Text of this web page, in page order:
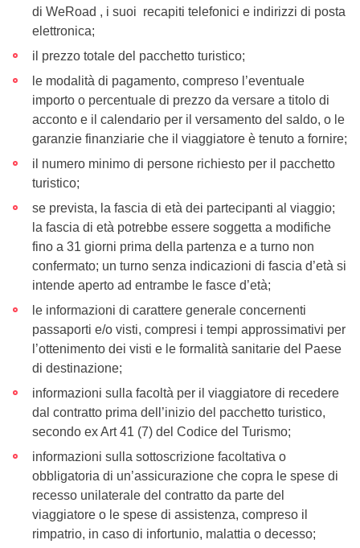
di WeRoad , i suoi recapiti telefonici e indirizzi di posta
elettronica;
il prezzo totale del pacchetto turistico;
le modalità di pagamento, compreso l’eventuale
importo o percentuale di prezzo da versare a titolo di
acconto e il calendario per il versamento del saldo, o le
garanzie finanziarie che il viaggiatore è tenuto a fornire;
il numero minimo di persone richiesto per il pacchetto
turistico;
se prevista, la fascia di età dei partecipanti al viaggio;
la fascia di età potrebbe essere soggetta a modifiche
fino a 31 giorni prima della partenza e a turno non
confermato; un turno senza indicazioni di fascia d’età si
intende aperto ad entrambe le fasce d’età;
le informazioni di carattere generale concernenti
passaporti e/o visti, compresi i tempi approssimativi per
l’ottenimento dei visti e le formalità sanitarie del Paese
di destinazione;
informazioni sulla facoltà per il viaggiatore di recedere
dal contratto prima dell’inizio del pacchetto turistico,
secondo ex Art 41 (7) del Codice del Turismo;
informazioni sulla sottoscrizione facoltativa o
obbligatoria di un’assicurazione che copra le spese di
recesso unilaterale del contratto da parte del
viaggiatore o le spese di assistenza, compreso il
rimpatrio, in caso di infortunio, malattia o decesso;